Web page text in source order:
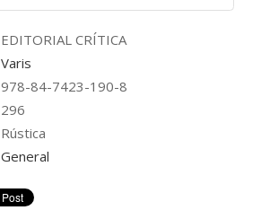
EDITORIAL CRÍTICA
Varis
978-84-7423-190-8
296
Rústica
General